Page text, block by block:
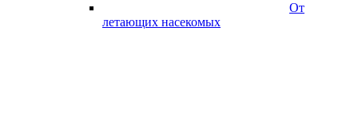
От
летающих насекомых